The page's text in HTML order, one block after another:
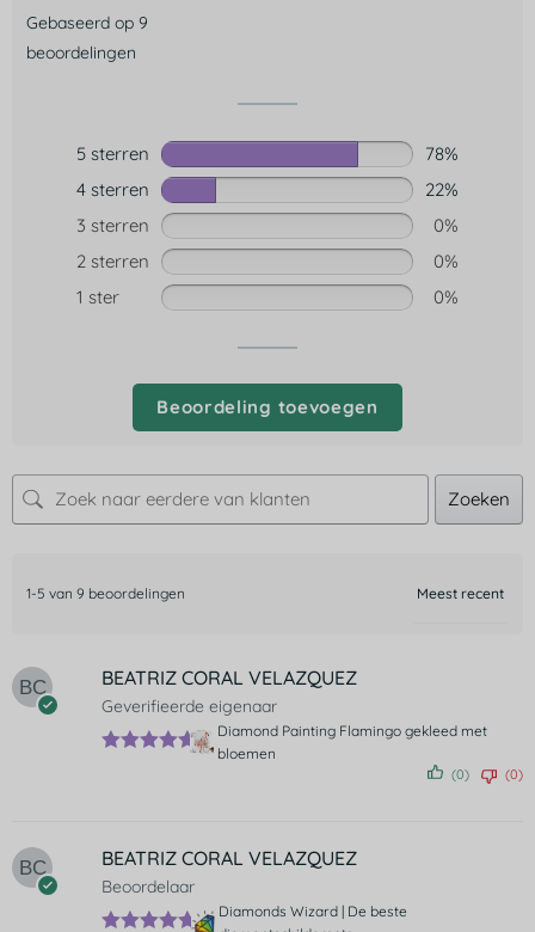
Gebaseerd op 9
beoordelingen
5 sterren
78%
4 sterren
22%
3 sterren
0%
2 sterren
0%
1 ster
0%
Beoordeling toevoegen
Zoeken
1-5 van 9 beoordelingen
BEATRIZ CORAL VELAZQUEZ
Geverifieerde eigenaar
Diamond Painting Flamingo gekleed met
bloemen
(0) (0)
BEATRIZ CORAL VELAZQUEZ
Beoordelaar
Diamonds Wizard | De beste